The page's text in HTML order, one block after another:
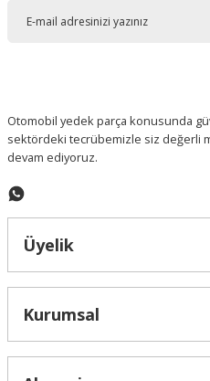
Otomobil yedek parça konusunda
sektördeki tecrübemizle siz değerli
devam ediyoruz.
Üyelik
Kurumsal